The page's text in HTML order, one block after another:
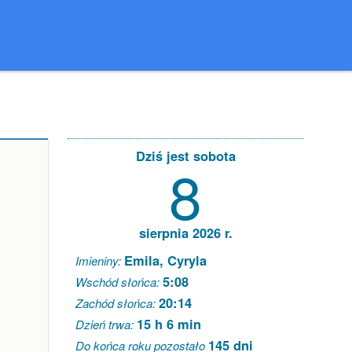
Dziś jest sobota
8
sierpnia 2026 r.
Imieniny: Emila, Cyryla
Wschód słońca:5:08
Zachód słońca:20:14
Dzień trwa: 15 h 6 min
Do końca roku pozostało 145 dni